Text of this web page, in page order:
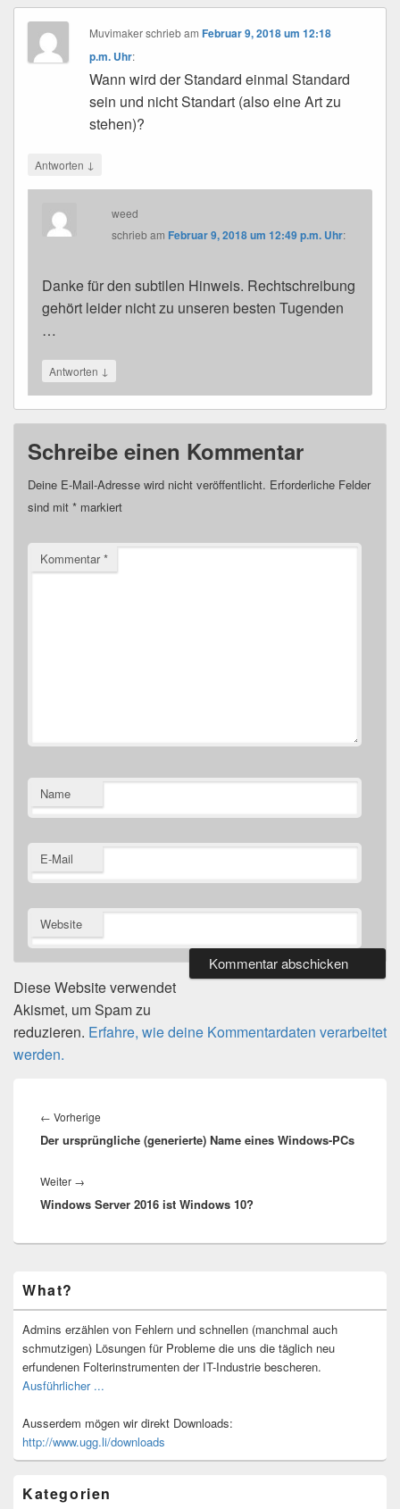
Muvimaker schriebamFebruar 9, 2018 um 12:18
p.m. Uhr:
Wann wird der Standard einmal Standard
sein und nicht Standart (also eine Art zu
stehen)?
Antworten ↓
weed
schriebam Februar 9, 2018 um 12:49 p.m. Uhr:
Danke für den subtilen Hinweis. Rechtschreibung
gehört leider nicht zu unseren besten Tugenden
…
Antworten ↓
Schreibe einen Kommentar
Deine E-Mail-Adresse wird nicht veröffentlicht. Erforderliche Felder
sind mit * markiert
Kommentar*
Name
E-Mail
Website
Diese Website verwendet
Akismet, um Spam zu
reduzieren. Erfahre, wie deine Kommentardaten verarbeitet
werden.
← Vorherige
Beitrag:
Der ursprüngliche (generierte) Name eines Windows-PCs
Weiter →
Beitrag:
Windows Server 2016 ist Windows 10?
Seitenleisten-
Widgetbereich
What?
Admins erzählen von Fehlern und schnellen (manchmal auch
schmutzigen) Lösungen für Probleme die uns die täglich neu
erfundenen Folterinstrumenten der IT-Industrie bescheren.
Ausführlicher ...
Ausserdem mögen wir direkt Downloads:
http://www.ugg.li/downloads
Kategorien